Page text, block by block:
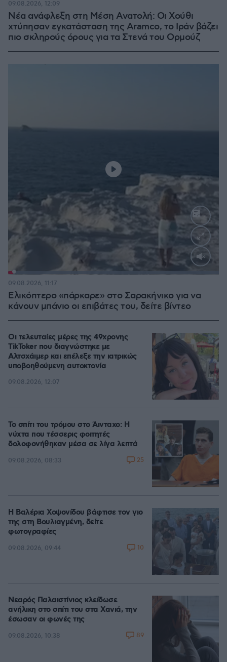
Νέα ανάφλεξη στη Μέση Ανατολή: Οι Χούθι
χτύπησαν εγκατάσταση της Aramco, το Ιράν βάζει
πιο σκληρούς όρους για τα Στενά του Ορμούζ
09.08.2026, 12:09
Loaded:
Ελικόπτερο «πάρκαρε» στο Σαρακήνικο για να
κάνουν μπάνιο οι επιβάτες του, δείτε βίντεο
09.08.2026, 11:17
Οι τελευταίες μέρες της 49χρονης
TikToker που διαγνώστηκε με
Αλτσχάιμερ και επέλεξε την ιατρικώς
υποβοηθούμενη αυτοκτονία
09.08.2026, 12:07
Το σπίτι του τρόμου στο Άινταχο: Η
νύχτα που τέσσερις φοιτητές
δολοφονήθηκαν μέσα σε λίγα λεπτά
09.08.2026, 08:33 25
Η Βαλέρια Χοψονίδου βάφτισε τον γιο
της στη Βουλιαγμένη, δείτε
φωτογραφίες
09.08.2026, 09:44 10
Νεαρός Παλαιστίνιος κλείδωσε
ανήλικη στο σπίτι του στα Χανιά, την
έσωσαν οι φωνές της
09.08.2026, 10:38 89